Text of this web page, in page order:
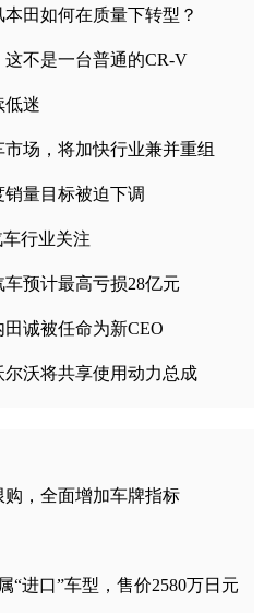
田如何在质量下转型？
不是一台普通的CR-V
低迷
场，将加快行业兼并重组
量目标被迫下调
行业关注
预计最高亏损28亿元
诚被任命为新CEO
沃将共享使用动力总成
，全面增加车牌指标
“进口”车型，售价2580万日元